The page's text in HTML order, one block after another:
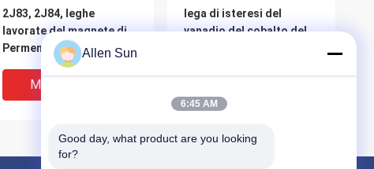
2J83, 2J84, leghe
lavorate del magnete di
Permenent del Ferro-
Cromo-cobalto 2J85
Miglior Prezzo
lega di isteresi del
vanadio del cobalto del
Allen Sun
6:45 AM
Good day, what product are you looking
for?